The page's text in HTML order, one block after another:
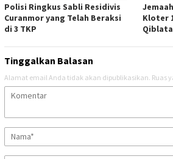
Polisi Ringkus Sabli Residivis
Curanmor yang Telah Beraksi
di 3 TKP
Kloter
Tinggalkan Balasan
Alamat email Anda tidak akan dipublikasikan. Ruas